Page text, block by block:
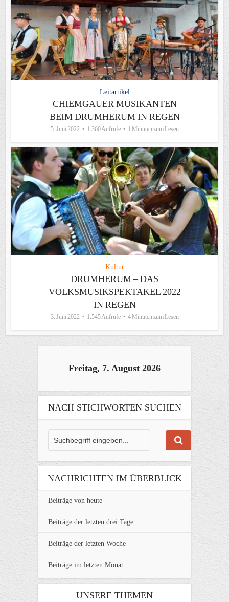
Leitartikel
CHIEMGAUER MUSIKANTEN
BEIM DRUMHERUM IN REGEN
5. Juni 2022 1.360 Aufrufe 1 Minuten zum Lesen
Kultur
DRUMHERUM – DAS
VOLKSMUSIKSPEKTAKEL 2022
IN REGEN
3. Juni 2022 1.545 Aufrufe 4 Minuten zum Lesen
Freitag, 7. August 2026
NACH STICHWORTEN SUCHEN
NACHRICHTEN IM ÜBERBLICK
Beiträge von heute
Beiträge der letzten drei Tage
Beiträge der letzten Woche
Beiträge im letzten Monat
UNSERE THEMEN